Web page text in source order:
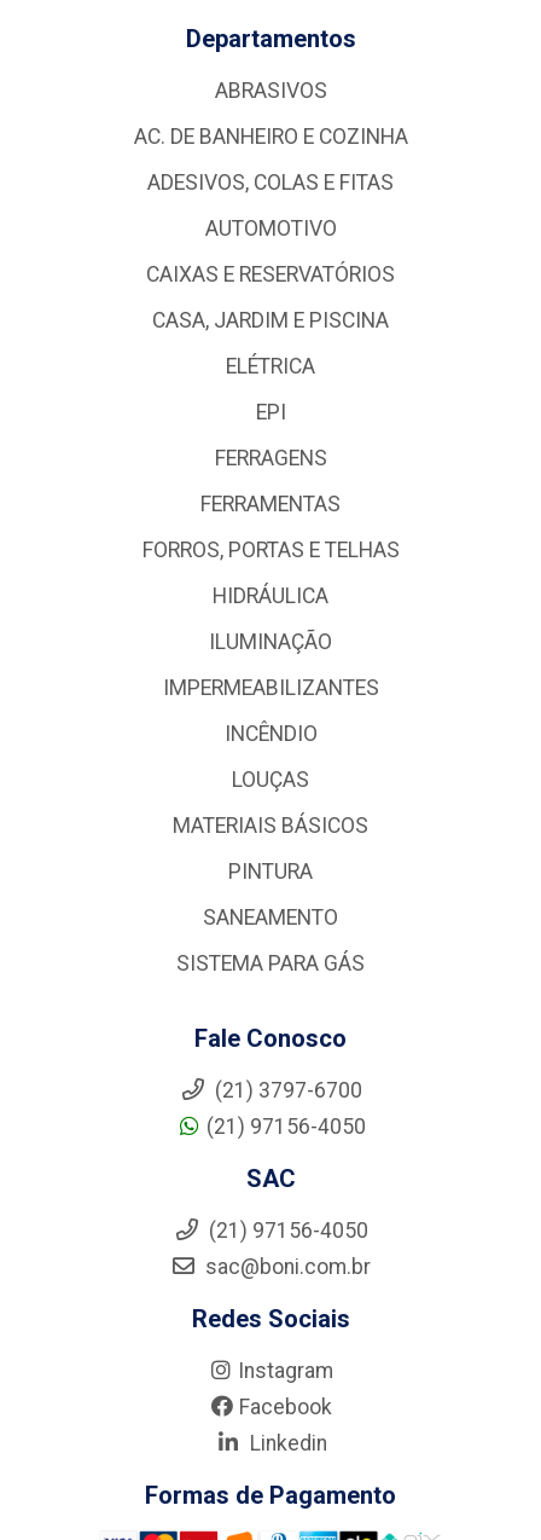
Departamentos
ABRASIVOS
AC. DE BANHEIRO E COZINHA
ADESIVOS, COLAS E FITAS
AUTOMOTIVO
CAIXAS E RESERVATÓRIOS
CASA, JARDIM E PISCINA
ELÉTRICA
EPI
FERRAGENS
FERRAMENTAS
FORROS, PORTAS E TELHAS
HIDRÁULICA
ILUMINAÇÃO
IMPERMEABILIZANTES
INCÊNDIO
LOUÇAS
MATERIAIS BÁSICOS
PINTURA
SANEAMENTO
SISTEMA PARA GÁS
Fale Conosco
(21) 3797-6700
(21) 97156-4050
SAC
(21) 97156-4050
sac@boni.com.br
Redes Sociais
Instagram
Facebook
Linkedin
Formas de Pagamento